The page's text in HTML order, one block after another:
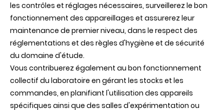
les contrôles et réglages nécessaires, surveillerez le bon
fonctionnement des appareillages et assurerez leur
maintenance de premier niveau, dans le respect des
réglementations et des règles d'hygiène et de sécurité
du domaine d'étude.
Vous contribuerez également au bon fonctionnement
collectif du laboratoire en gérant les stocks et les
commandes, en planifiant l'utilisation des appareils
spécifiques ainsi que des salles d'expérimentation ou